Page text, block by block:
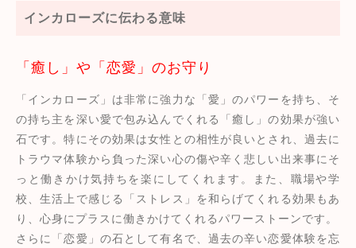
インカローズに伝わる意味
「癒し」や「恋愛」のお守り
「インカローズ」は非常に強力な「愛」のパワーを持ち、そ
の持ち主を深い愛で包み込んでくれる「癒し」の効果が強い
石です。特にその効果は女性との相性が良いとされ、過去に
トラウマ体験から負った深い心の傷や辛く悲しい出来事にそ
っと働きかけ気持ちを楽にしてくれます。また、職場や学
校、生活上で感じる「ストレス」を和らげてくれる効果もあ
り、心身にプラスに働きかけてくれるパワーストーンです。
さらに「恋愛」の石として有名で、過去の辛い恋愛体験を忘